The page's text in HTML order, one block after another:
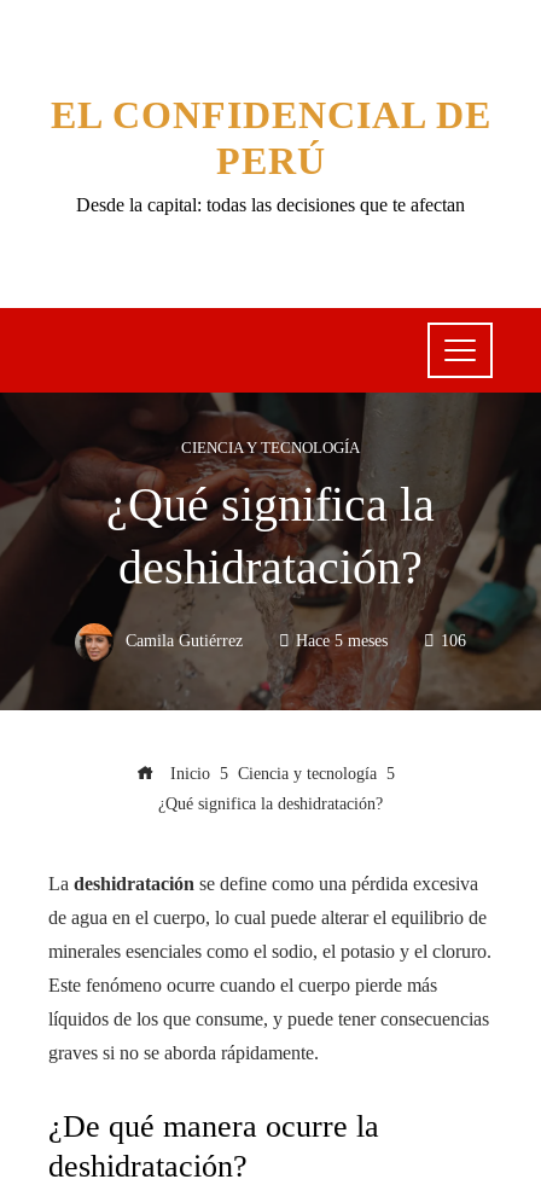
EL CONFIDENCIAL DE
PERÚ
Desde la capital: todas las decisiones que te afectan
CIENCIA Y TECNOLOGÍA
¿Qué significa la
deshidratación?
Camila Gutiérrez Hace 5 meses 106
Inicio
Ciencia y tecnología
¿Qué significa la deshidratación?
La deshidratación se define como una pérdida excesiva
de agua en el cuerpo, lo cual puede alterar el equilibrio de
minerales esenciales como el sodio, el potasio y el cloruro.
Este fenómeno ocurre cuando el cuerpo pierde más
líquidos de los que consume, y puede tener consecuencias
graves si no se aborda rápidamente.
¿De qué manera ocurre la
deshidratación?